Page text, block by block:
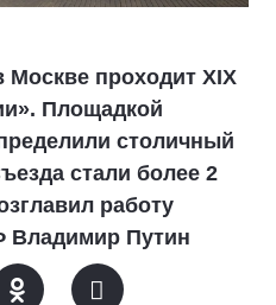
Москве проходит XIX
Площадкой
столичный
стали более 2
работу
Владимир Путин